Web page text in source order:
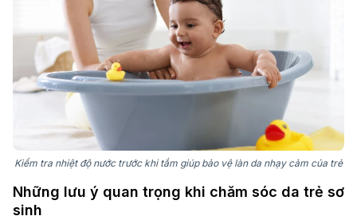
Kiểm tra nhiệt độ nước trước khi tắm giúp bảo vệ làn da nhạy cảm của trẻ
Những lưu ý quan trọng khi chăm sóc da trẻ sơ
sinh